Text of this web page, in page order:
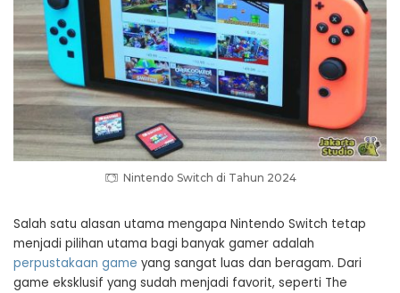
Nintendo Switch di Tahun 2024
Salah satu alasan utama mengapa Nintendo Switch tetap
menjadi pilihan utama bagi banyak gamer adalah
perpustakaan game yang sangat luas dan beragam. Dari
game eksklusif yang sudah menjadi favorit, seperti The